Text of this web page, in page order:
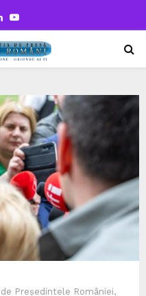
LinkedinYoutube
Președintele României,